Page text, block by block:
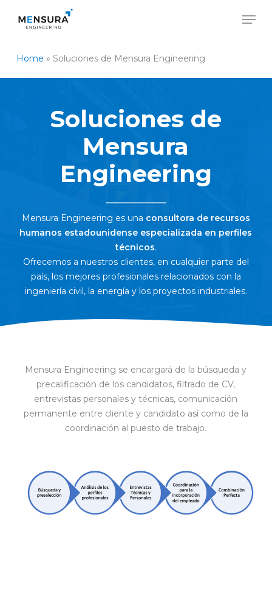
Home » Soluciones de Mensura Engineering
Soluciones de
Mensura
Engineering
Mensura Engineering es una consultora de recursos
humanos estadounidense especializada en perfiles
técnicos.
Ofrecemos a nuestros clientes, en cualquier parte del
país, los mejores profesionales relacionados con la
ingeniería civil, la energía y los proyectos industriales.
Mensura Engineering se encargará de la búsqueda y
precalificación de los candidatos, filtrado de CV,
entrevistas personales y técnicas, comunicación
permanente entre cliente y candidato así como de la
coordinación al puesto de trabajo.